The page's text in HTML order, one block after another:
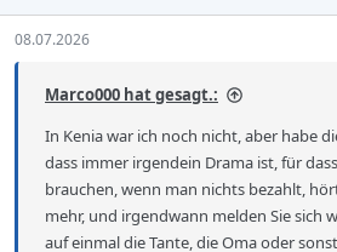
n
s
08.07.2026
Marco000 hat gesagt.:
In Kenia war ich noch nicht, aber habe
dass immer irgendein Drama ist, für
brauchen, wenn man nichts bezahlt,
mehr, und irgendwann melden Sie sich
auf einmal die Tante, die Oma oder